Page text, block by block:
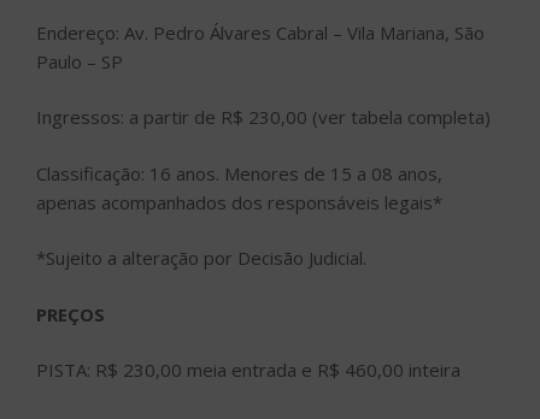
Endereço: Av. Pedro Álvares Cabral – Vila Mariana, São
Paulo – SP
Ingressos: a partir de R$ 230,00 (ver tabela completa)
Classificação: 16 anos. Menores de 15 a 08 anos,
apenas acompanhados dos responsáveis legais*
*Sujeito a alteração por Decisão Judicial.
PREÇOS
PISTA: R$ 230,00 meia entrada e R$ 460,00 inteira